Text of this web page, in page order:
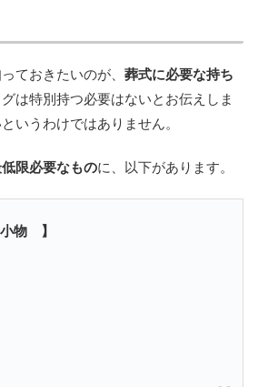
ておきたいのが、 葬式に必要な持ち
は特別持つ必要はないとお伝えしま
いうわけではありません。
限必要なものに、以下があります。
物 】